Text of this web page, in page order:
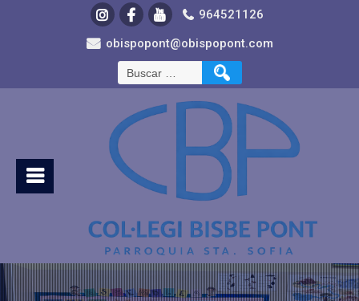
964521126
obispopont@obispopont.com